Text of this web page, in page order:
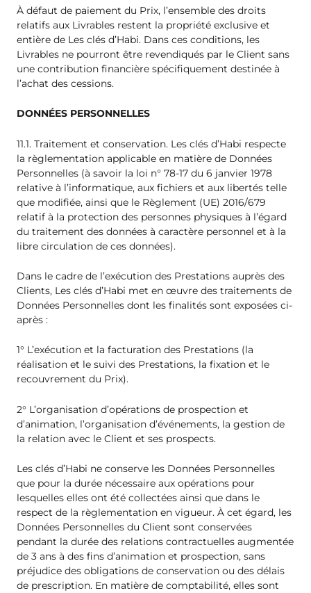
À défaut de paiement du Prix, l’ensemble des droits
relatifs aux Livrables restent la propriété exclusive et
entière de Les clés d’Habi. Dans ces conditions, les
Livrables ne pourront être revendiqués par le Client sans
une contribution financière spécifiquement destinée à
l’achat des cessions.
DONNÉES PERSONNELLES
11.1. Traitement et conservation. Les clés d’Habi respecte
la règlementation applicable en matière de Données
Personnelles (à savoir la loi n° 78-17 du 6 janvier 1978
relative à l’informatique, aux fichiers et aux libertés telle
que modifiée, ainsi que le Règlement (UE) 2016/679
relatif à la protection des personnes physiques à l’égard
du traitement des données à caractère personnel et à la
libre circulation de ces données).
Dans le cadre de l’exécution des Prestations auprès des
Clients, Les clés d’Habi met en œuvre des traitements de
Données Personnelles dont les finalités sont exposées ci-
après :
1° L’exécution et la facturation des Prestations (la
réalisation et le suivi des Prestations, la fixation et le
recouvrement du Prix).
2° L’organisation d’opérations de prospection et
d’animation, l’organisation d’événements, la gestion de
la relation avec le Client et ses prospects.
Les clés d’Habi ne conserve les Données Personnelles
que pour la durée nécessaire aux opérations pour
lesquelles elles ont été collectées ainsi que dans le
respect de la règlementation en vigueur. À cet égard, les
Données Personnelles du Client sont conservées
pendant la durée des relations contractuelles augmentée
de 3 ans à des fins d’animation et prospection, sans
préjudice des obligations de conservation ou des délais
de prescription. En matière de comptabilité, elles sont